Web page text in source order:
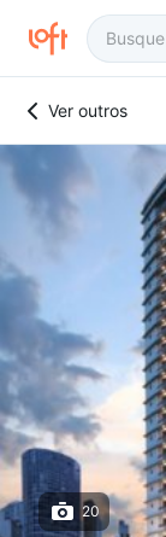
Ver outros
20